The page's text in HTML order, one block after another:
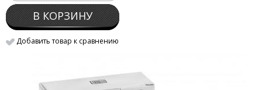
В КОРЗИНУ
Добавить товар к сравнению